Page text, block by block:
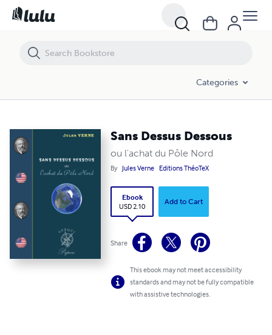
Categories
Sans Dessus Dessous
ou l'achat du Pôle Nord
By Jules Verne Editions ThéoTeX
Ebook
USD 2.10
Add to Cart
Share
This ebook may not meet accessibility
standards and may not be fully compatible
with assistive technologies.
Sans Dessus Dessous